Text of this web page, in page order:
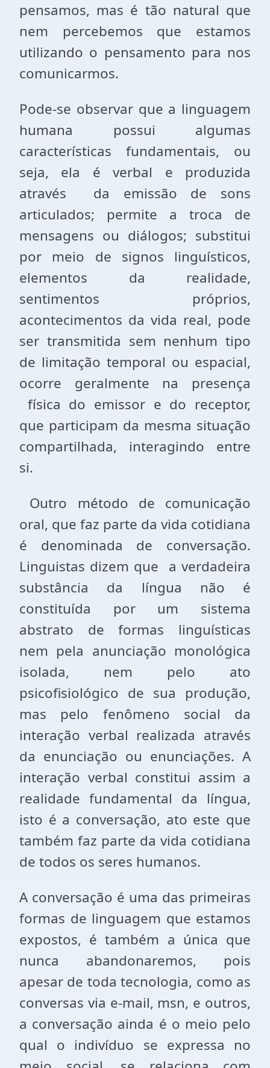
pensamos, mas é tão natural que
nem percebemos que estamos
utilizando o pensamento para nos
comunicarmos.
Pode-se observar que a linguagem
humana possui algumas
características fundamentais, ou
seja, ela é verbal e produzida
através da emissão de sons
articulados; permite a troca de
mensagens ou diálogos; substitui
por meio de signos linguísticos,
elementos da realidade,
sentimentos próprios,
acontecimentos da vida real, pode
ser transmitida sem nenhum tipo
de limitação temporal ou espacial,
ocorre geralmente na presença
física do emissor e do receptor,
que participam da mesma situação
compartilhada, interagindo entre
si.
Outro método de comunicação
oral, que faz parte da vida cotidiana
é denominada de conversação.
Linguistas dizem que a verdadeira
substância da língua não é
constituída por um sistema
abstrato de formas linguísticas
nem pela anunciação monológica
isolada, nem pelo ato
psicofisiológico de sua produção,
mas pelo fenômeno social da
interação verbal realizada através
da enunciação ou enunciações. A
interação verbal constitui assim a
realidade fundamental da língua,
isto é a conversação, ato este que
também faz parte da vida cotidiana
de todos os seres humanos.
A conversação é uma das primeiras
formas de linguagem que estamos
expostos, é também a única que
nunca abandonaremos, pois
apesar de toda tecnologia, como as
conversas via e-mail, msn, e outros,
a conversação ainda é o meio pelo
qual o indivíduo se expressa no